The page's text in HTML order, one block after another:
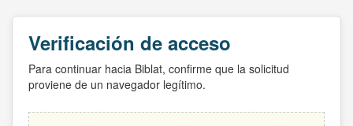
Verificación de acceso
Para continuar hacia Biblat, confirme que la solicitud
proviene de un navegador legítimo.